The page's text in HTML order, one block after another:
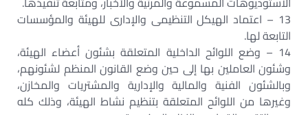
13 – اعتماد الهيكل التنظيمى والإدارى للهيئة والمؤسسات
التابعة لها.
14 – وضع اللوائح الداخلية المتعلقة بشئون أعضاء الهيئة،
وشئون العاملين بها إلى حين وضع القانون المنظم لشئونهم،
وبالشئون الفنية والمالية والإدارية والمشتريات والمخازن،
وغيرها من اللوائح المتعلقة بتنظيم نشاط الهيئة، وذلك كله